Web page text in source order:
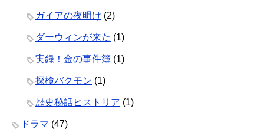
ガイアの夜明け (2)
ダーウィンが来た (1)
実録！金の事件簿 (1)
探検バクモン (1)
歴史秘話ヒストリア (1)
ドラマ (47)